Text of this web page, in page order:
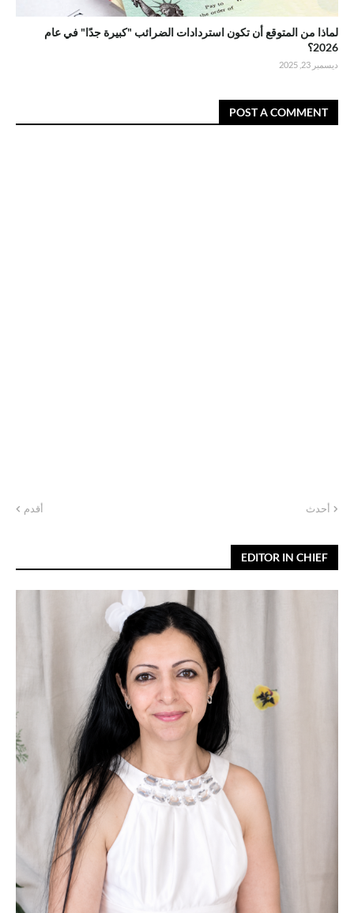
لماذا من المتوقع أن تكون استردادات الضرائب "كبيرة جدًا" في عام
2026؟
ديسمبر 23, 2025
POST A COMMENT
أحدث أقدم
EDITOR IN CHIEF